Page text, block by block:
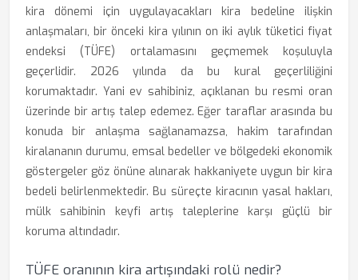
kira dönemi için uygulayacakları kira bedeline ilişkin
anlaşmaları, bir önceki kira yılının on iki aylık tüketici fiyat
endeksi (TÜFE) ortalamasını geçmemek koşuluyla
geçerlidir. 2026 yılında da bu kural geçerliliğini
korumaktadır. Yani ev sahibiniz, açıklanan bu resmi oran
üzerinde bir artış talep edemez. Eğer taraflar arasında bu
konuda bir anlaşma sağlanamazsa, hakim tarafından
kiralananın durumu, emsal bedeller ve bölgedeki ekonomik
göstergeler göz önüne alınarak hakkaniyete uygun bir kira
bedeli belirlenmektedir. Bu süreçte kiracının yasal hakları,
mülk sahibinin keyfi artış taleplerine karşı güçlü bir
koruma altındadır.
TÜFE oranının kira artışındaki rolü nedir?